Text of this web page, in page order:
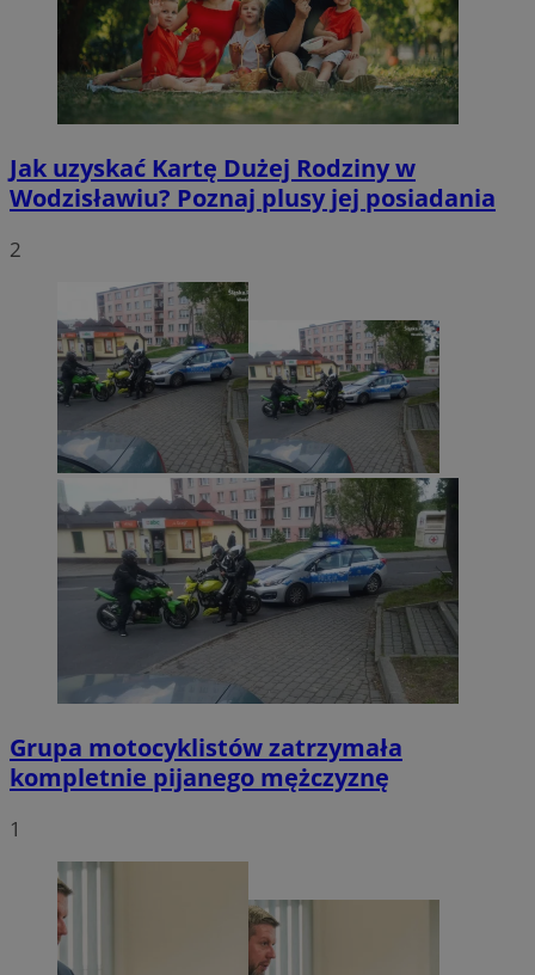
Jak uzyskać Kartę Dużej Rodziny w
Wodzisławiu? Poznaj plusy jej posiadania
2
Grupa motocyklistów zatrzymała
kompletnie pijanego mężczyznę
1